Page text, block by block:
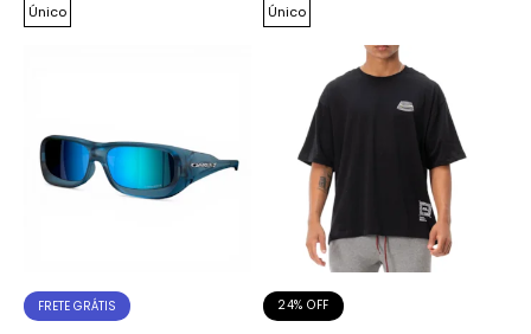
Único Único
FRETE GRÁTIS 24% OFF